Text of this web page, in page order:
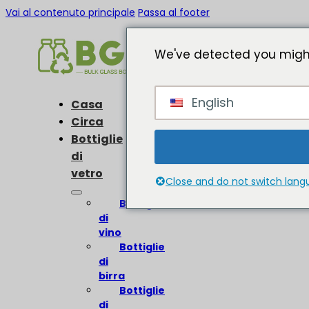
Vai al contenuto principale Passa al footer
Casa
Circa
Bottiglie
di
vetro
Bottiglie
di
vino
Bottiglie
di
birra
Bottiglie
di
We've detected you
English
Close and do not switch